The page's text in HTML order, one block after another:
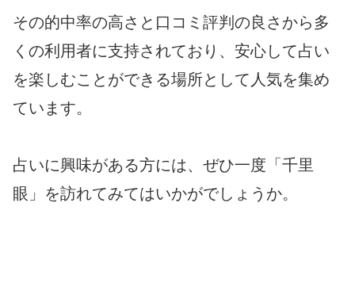
その的中率の高さと口コミ評判の良さから多
くの利用者に支持されており、安心して占い
を楽しむことができる場所として人気を集め
ています。
占いに興味がある方には、ぜひ一度「千里
眼」を訪れてみてはいかがでしょうか。